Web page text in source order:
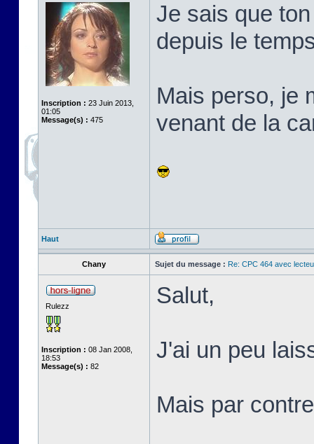
Inscription : 23 Juin 2013,
01:05
Message(s) : 475
Je sais que
depuis le
Mais perso, je
venant de la
Haut
Chany Sujet du message : Re: CPC 464 avec
Rulezz
Inscription : 08 Jan 2008,
18:53
Message(s) : 82
Salut,
J'ai un peu
Mais par